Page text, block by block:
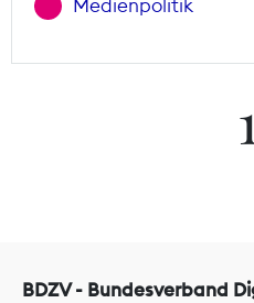
Medienpolitik
BDZV - Bundesverband